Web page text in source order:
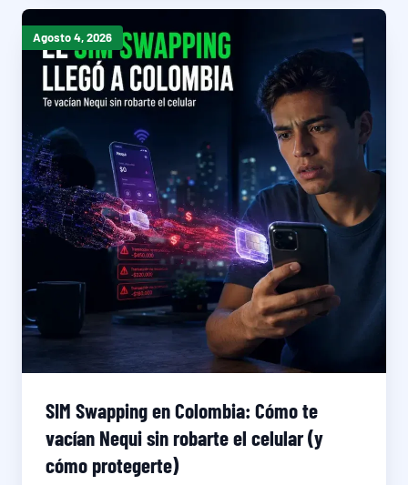
Agosto 4, 2026
SIM Swapping en Colombia: Cómo te
vacían Nequi sin robarte el celular (y
cómo protegerte)